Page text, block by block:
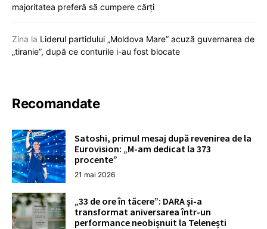
majoritatea preferă să cumpere cărți
Zina la Liderul partidului „Moldova Mare” acuză guvernarea de
„tiranie”, după ce conturile i-au fost blocate
Recomandate
Satoshi, primul mesaj după revenirea de la
Eurovision: „M-am dedicat la 373
procente”
21 mai 2026
„33 de ore în tăcere”: DARA și-a
transformat aniversarea într-un
performance neobișnuit la Telenești